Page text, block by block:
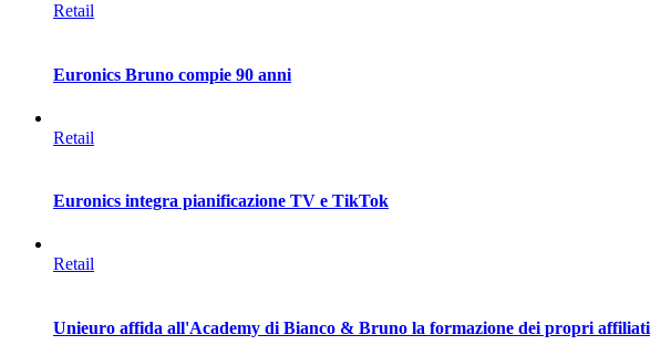
Retail
Euronics Bruno compie 90 anni
Retail
Euronics integra pianificazione TV e TikTok
Retail
Unieuro affida all'Academy di Bianco & Bruno la formazione dei propri affiliati